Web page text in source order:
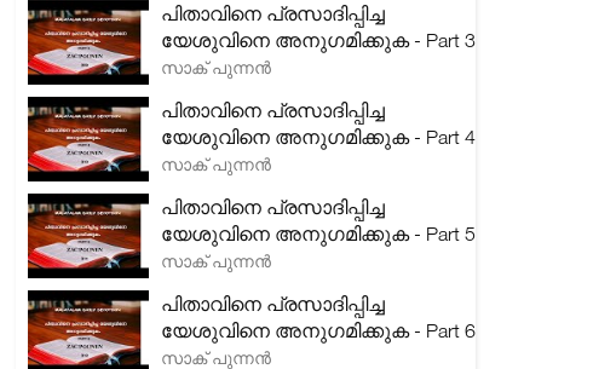
പിതാവിനെ പ്രസാദിപ്പിച്ച
യേശുവിനെ അനുഗമിക്കുക - Part 3
സാക് പുന്നൻ
പിതാവിനെ പ്രസാദിപ്പിച്ച
യേശുവിനെ അനുഗമിക്കുക - Part 4
സാക് പുന്നൻ
പിതാവിനെ പ്രസാദിപ്പിച്ച
യേശുവിനെ അനുഗമിക്കുക - Part 5
സാക് പുന്നൻ
പിതാവിനെ പ്രസാദിപ്പിച്ച
യേശുവിനെ അനുഗമിക്കുക - Part 6
സാക് പുന്നൻ